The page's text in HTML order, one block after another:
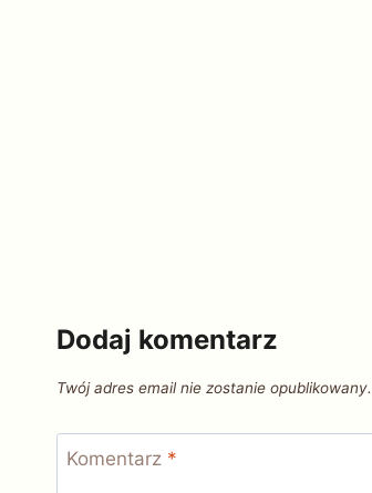
Dodaj komentarz
Twój adres email nie zostanie opublikowany.
Komentarz *